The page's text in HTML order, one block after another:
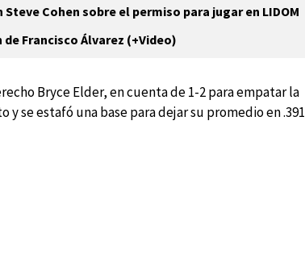
Cohen sobre el permiso para jugar en LIDOM
Francisco Álvarez (+Video)
Bryce Elder, en cuenta de 1-2 para empatar la
se estafó una base para dejar su promedio en .391